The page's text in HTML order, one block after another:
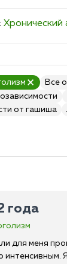
Хронический
Все
от гашиша
года
для меня
интенсивным.